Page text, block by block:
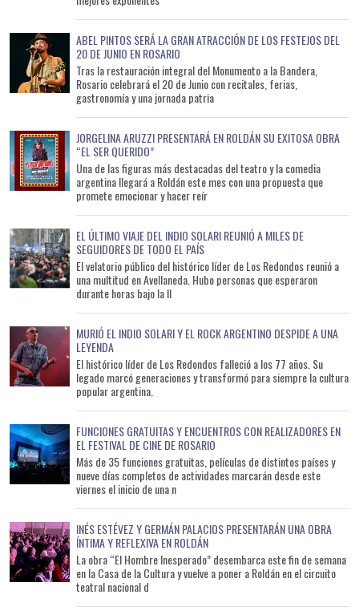
ABEL PINTOS SERÁ LA GRAN ATRACCIÓN DE LOS FESTEJOS DEL
20 DE JUNIO EN ROSARIO
Tras la restauración integral del Monumento a la Bandera,
Rosario celebrará el 20 de Junio con recitales, ferias,
gastronomía y una jornada patria
JORGELINA ARUZZI PRESENTARÁ EN ROLDÁN SU EXITOSA OBRA
“EL SER QUERIDO”
Una de las figuras más destacadas del teatro y la comedia
argentina llegará a Roldán este mes con una propuesta que
promete emocionar y hacer reír
EL ÚLTIMO VIAJE DEL INDIO SOLARI REUNIÓ A MILES DE
SEGUIDORES DE TODO EL PAÍS
El velatorio público del histórico líder de Los Redondos reunió a
una multitud en Avellaneda. Hubo personas que esperaron
durante horas bajo la ll
MURIÓ EL INDIO SOLARI Y EL ROCK ARGENTINO DESPIDE A UNA
LEYENDA
El histórico líder de Los Redondos falleció a los 77 años. Su
legado marcó generaciones y transformó para siempre la cultura
popular argentina.
FUNCIONES GRATUITAS Y ENCUENTROS CON REALIZADORES EN
EL FESTIVAL DE CINE DE ROSARIO
Más de 35 funciones gratuitas, películas de distintos países y
nueve días completos de actividades marcarán desde este
viernes el inicio de una n
INÉS ESTÉVEZ Y GERMÁN PALACIOS PRESENTARÁN UNA OBRA
ÍNTIMA Y REFLEXIVA EN ROLDÁN
La obra “El Hombre Inesperado” desembarca este fin de semana
en la Casa de la Cultura y vuelve a poner a Roldán en el circuito
teatral nacional d